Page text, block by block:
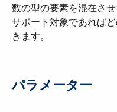
数の型の要素を混在さ
サポート対象であれば
きます。
パラメーター